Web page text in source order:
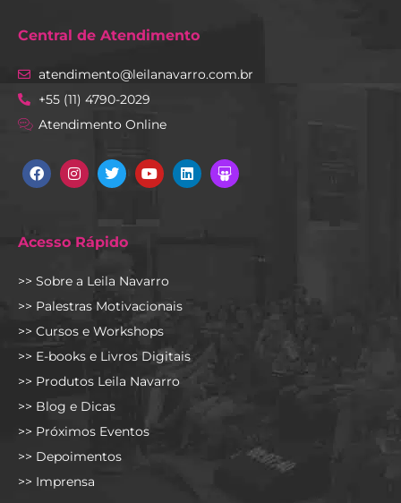
Central de Atendimento
atendimento@leilanavarro.com.br
+55 (11) 4790-2029
Atendimento Online
FacebookInstagramTwitterYoutubeLinkedinSlideshare
Acesso Rápido
>> Sobre a Leila Navarro
>> Palestras Motivacionais
>> Cursos e Workshops
>> E-books e Livros Digitais
>> Produtos Leila Navarro
>> Blog e Dicas
>> Próximos Eventos
>> Depoimentos
>> Imprensa